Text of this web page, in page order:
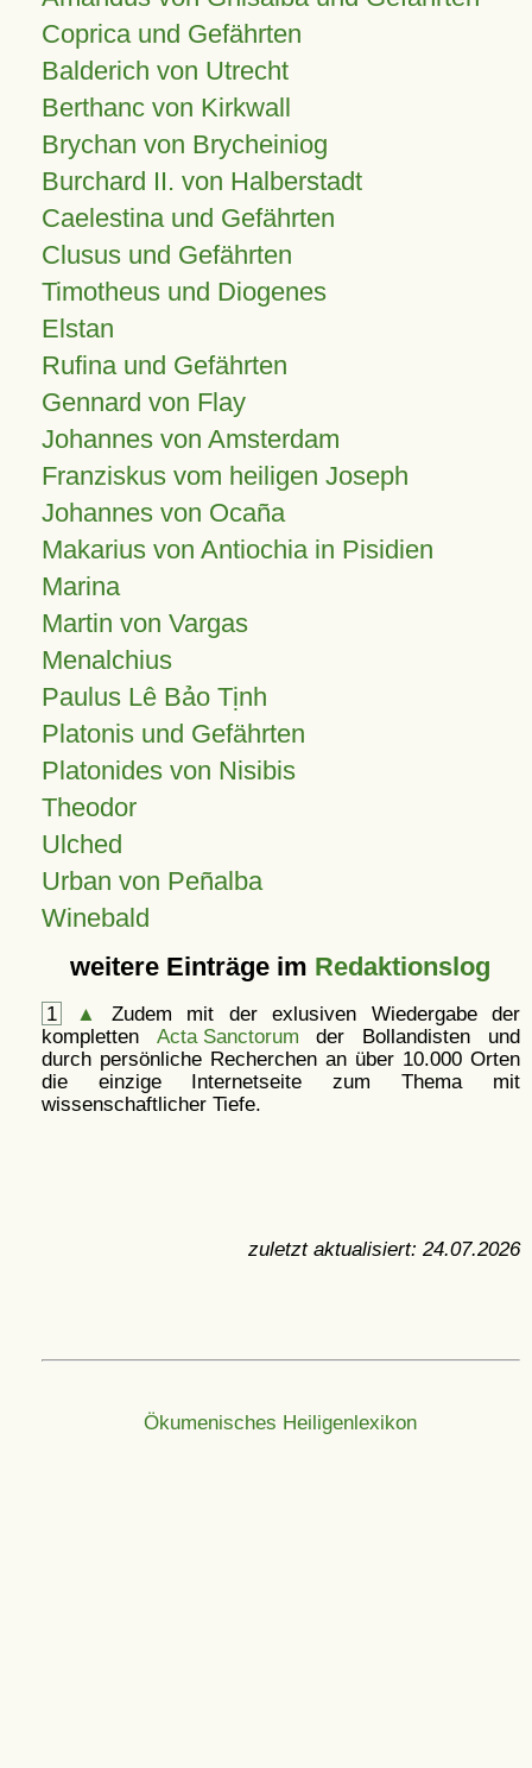
Coprica und Gefährten
Balderich von Utrecht
Berthanc von Kirkwall
Brychan von Brycheiniog
Burchard II. von Halberstadt
Caelestina und Gefährten
Clusus und Gefährten
Timotheus und Diogenes
Elstan
Rufina und Gefährten
Gennard von Flay
Johannes von Amsterdam
Franziskus vom heiligen Joseph
Johannes von Ocaña
Makarius von Antiochia in Pisidien
Marina
Martin von Vargas
Menalchius
Paulus Lê Bảo Tịnh
Platonis und Gefährten
Platonides von Nisibis
Theodor
Ulched
Urban von Peñalba
Winebald
weitere Einträge im Redaktionslog
1 ▲
Zudem mit der exlusiven Wiedergabe der
kompletten Acta Sanctorum der Bollandisten und
durch persönliche Recherchen an über 10.000 Orten
die einzige Internetseite zum Thema mit
wissenschaftlicher Tiefe.
zuletzt aktualisiert: 24.07.2026
Ökumenisches Heiligenlexikon